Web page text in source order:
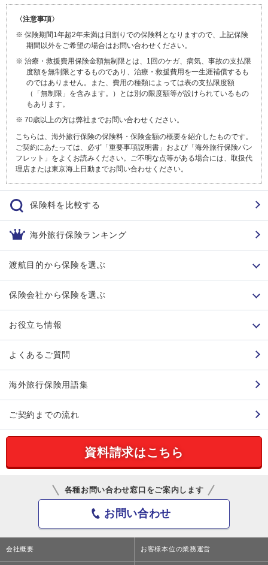
〈注意事項〉
保険期間1年超2年未満は日割りでの保険料となりますので、上記保険
期間以外をご希望の場合はお問い合わせください。
治療・救援費用保険金額無制限とは、1回のケガ、病気、事故の支払限
度額を無制限とするものであり、治療・救援費用を一生涯補償するも
のではありません。また、費用の種類によっては表の支払限度額
（「無制限」を含みます。）とは別の限度額等が設けられているもの
もあります。
70歳以上の方は弊社までお問い合わせください。
こちらは、海外旅行保険の保険料・保険金額の概要を紹介したものです。
ご契約にあたっては、必ず「重要事項説明書」および「海外旅行保険パン
フレット」をよくお読みください。ご不明な点等がある場合には、取扱代
理店または東京海上日動までお問い合わせください。
保険料を比較する
海外旅行保険ランキング
渡航目的から保険を選ぶ
保険会社から保険を選ぶ
お役立ち情報
よくあるご質問
海外旅行保険用語集
ご契約までの流れ
資料請求はこちら
各種お問い合わせ窓口をご案内します
お問い合わせ
会社概要 お客様本位の業務運営